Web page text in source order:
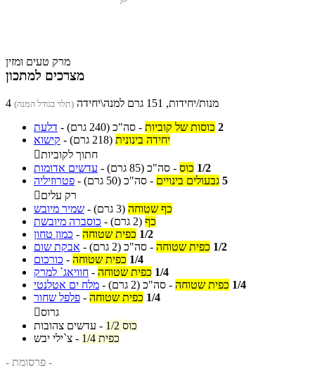
מרק טעים ומזין
מצרכים למתכון
4 מנות/יחידות, 151 גרם למנה\יחידה (תלוי בגודל המנה)
דלעת - 2 כוסות של קוביות - סה"כ (240 גרם)
קישוא - יחידה בינונית (218 גרם)
חתוך לקוביות
עדשים אדומות - 1/2 כוס - סה"כ (85 גרם)
פטרוזיליה - 5 גבעולים בינויים - סה"כ (50 גרם)
רק עלים
שמיר מיובש - כף שטוחה (3 גרם)
כוסברה מיובשת - כף (2 גרם)
כמון טחון - 1/2 כפית שטוחה
אבקת שום - 1/2 כפית שטוחה - סה"כ (2 גרם)
כורכום - 1/4 כפית שטוחה
חוויאג` למרק - 1/4 כפית שטוחה
מלח ים אטלנטי - 1/4 כפית שטוחה - סה"כ (2 גרם)
פלפל שחור - 1/4 כפית שטוחה
גרוס
עדשים צהובות -
1/2 כוס
צ`ילי יבש -
1/4 כפית
- פרסומת -